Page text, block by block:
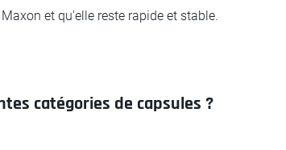
et qu'elle reste rapide et stable.
catégories de capsules ?